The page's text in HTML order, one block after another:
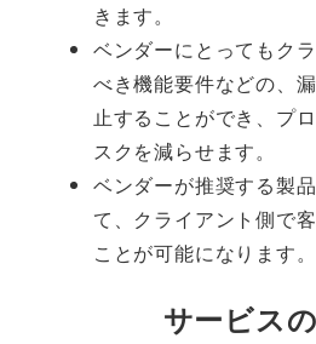
きます。
ベンダーにとってもク
べき機能要件などの、
止することができ、プ
スクを減らせます。
ベンダーが推奨する製
て、クライアント側で
ことが可能になります。
サービス